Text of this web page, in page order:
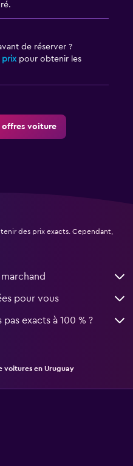
de réserver ?
prixpour obtenir les
offres voiture
des prix exacts. Cependant,
pour vous
exacts à 100 % ?
voitures en Uruguay